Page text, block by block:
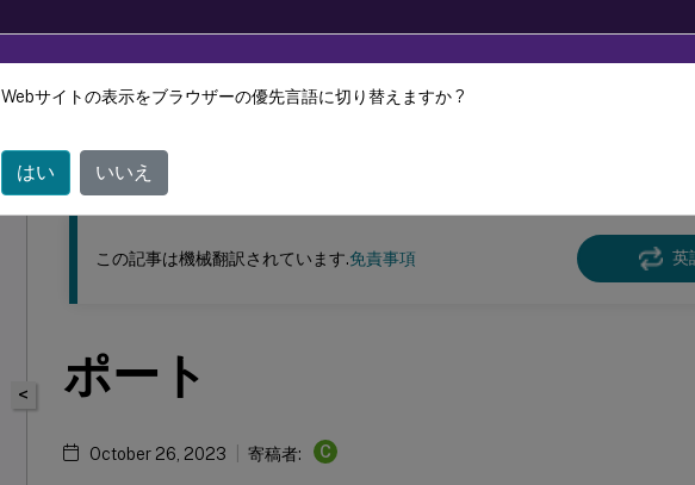
このコンテンツは動的に機械翻訳されています。
ワークスペース環境管理
<
この記事は機械翻訳されています.免責事項 英
ポート
October 26, 2023 寄稿者: C
Webサイトの表示をブラウザーの優先言語に切り替えますか ?
はい いいえ